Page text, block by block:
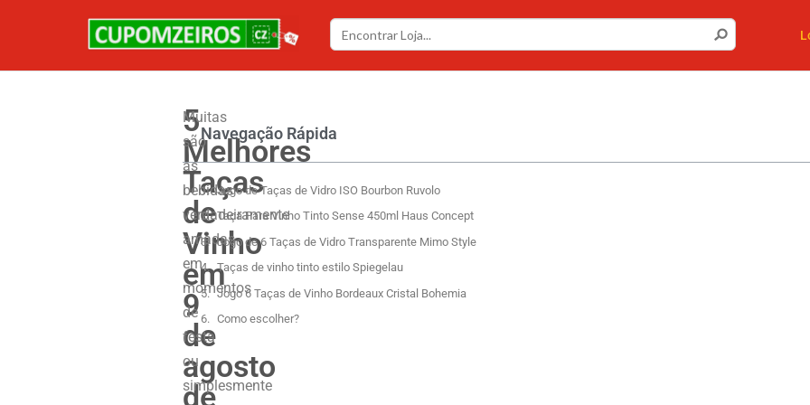
5
Melhores
Taças
de
Vinho
em
9
de
agosto
de
Muitas
são
as
bebidas
verdadeiramente
amadas
em
momentos
de
festa
ou
simplesmente
Navegação Rápida
Jogo de Taças de Vidro ISO Bourbon Ruvolo
Taça Para Vinho Tinto Sense 450ml Haus Concept
Jogo de 6 Taças de Vidro Transparente Mimo Style
Taças de vinho tinto estilo Spiegelau
Jogo 6 Taças de Vinho Bordeaux Cristal Bohemia
Como escolher?